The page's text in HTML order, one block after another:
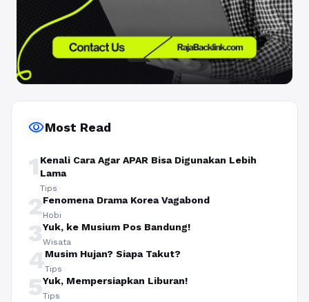
visibilityMost Read
1 Kenali Cara Agar APAR Bisa Digunakan Lebih
Lama
Tips
2Fenomena Drama Korea Vagabond
Hobi
3Yuk, ke Musium Pos Bandung!
Wisata
4Musim Hujan? Siapa Takut?
Tips
5Yuk, Mempersiapkan Liburan!
Tips